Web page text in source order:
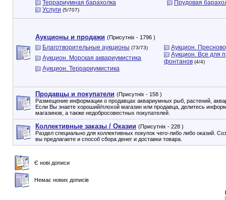
Террариумная барахолка
Прудовая
Услуги (5/707)
Аукционы и продажи (Присутніх - 1796 )
Благотворительные аукционы (73/73)
Аукцион.
Аукцион. Морская аквариумистика
Аукцион. Все для
фонтанов (4/4)
Аукцион. Террариумистика
Продавцы и покупатели (Присутніх - 158 )
Размещение информации о продавцах аквариумных рыб, растений,
Если Вы знаете хороший/плохой магазин или продавца, делитесь
магазинов, а также недобросовестных покупателей.
Коллективные заказы / Оказии (Присутніх - 228 )
Раздел специально для коллективных покупок чего-либо либо оказий.
вы предлагаете и способ сбора денег и доставки товара.
Є нові дописи
Немає нових дописів